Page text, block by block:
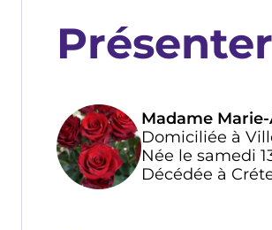
Madame Marie-
Domiciliée à
Née le samedi
Décédée à